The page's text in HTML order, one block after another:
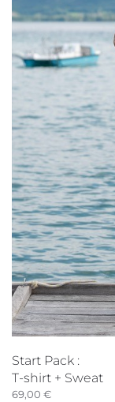
Start Pack :
T-shirt + Sweat
69,00 €